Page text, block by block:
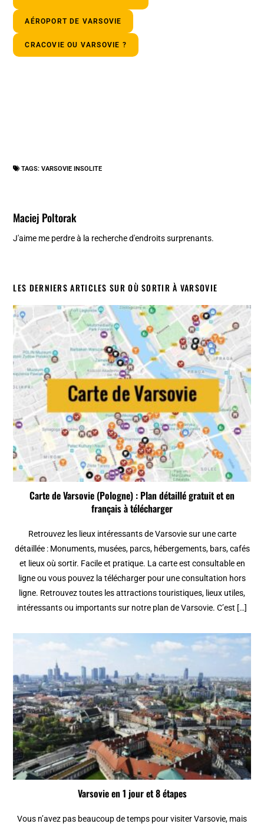
AÉROPORT DE VARSOVIE
CRACOVIE OU VARSOVIE ?
TAGS:VARSOVIE INSOLITE
Maciej Poltorak
J'aime me perdre à la recherche d'endroits surprenants.
LES DERNIERS ARTICLES SUR OÙ SORTIR À VARSOVIE
Carte de Varsovie (Pologne) : Plan détaillé gratuit et en
français à télécharger
Retrouvez les lieux intéressants de Varsovie sur une carte
détaillée : Monuments, musées, parcs, hébergements, bars, cafés
et lieux où sortir. Facile et pratique. La carte est consultable en
ligne ou vous pouvez la télécharger pour une consultation hors
ligne. Retrouvez toutes les attractions touristiques, lieux utiles,
intéressants ou importants sur notre plan de Varsovie. C’est […]
Varsovie en 1 jour et 8 étapes
Vous n’avez pas beaucoup de temps pour visiter Varsovie, mais